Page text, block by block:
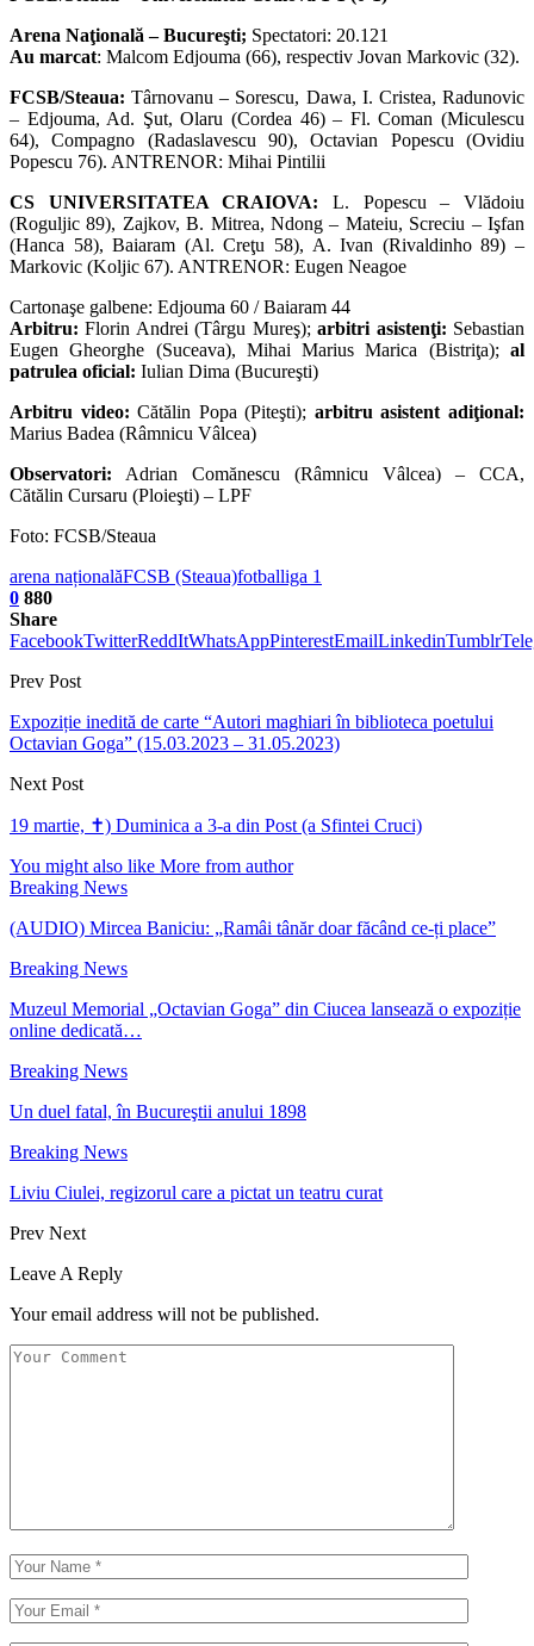
Arena Naţională – Bucureşti; Spectatori: 20.121
Au marcat: Malcom Edjouma (66), respectiv Jovan Markovic (32).
FCSB/Steaua: Târnovanu – Sorescu, Dawa, I. Cristea, Radunovic
– Edjouma, Ad. Şut, Olaru (Cordea 46) – Fl. Coman (Miculescu
64), Compagno (Radaslavescu 90), Octavian Popescu (Ovidiu
Popescu 76). ANTRENOR: Mihai Pintilii
CS UNIVERSITATEA CRAIOVA: L. Popescu – Vlădoiu
(Roguljic 89), Zajkov, B. Mitrea, Ndong – Mateiu, Screciu – Işfan
(Hanca 58), Baiaram (Al. Creţu 58), A. Ivan (Rivaldinho 89) –
Markovic (Koljic 67). ANTRENOR: Eugen Neagoe
Cartonaşe galbene: Edjouma 60 / Baiaram 44
Arbitru:Florin Andrei (Târgu Mureş); arbitri asistenţi: Sebastian
Eugen Gheorghe (Suceava), Mihai Marius Marica (Bistriţa); al
patrulea oficial: Iulian Dima (Bucureşti)
Arbitru video: Cătălin Popa (Piteşti); arbitru asistent adiţional:
Marius Badea (Râmnicu Vâlcea)
Observatori: Adrian Comănescu (Râmnicu Vâlcea) – CCA,
Cătălin Cursaru (Ploieşti) – LPF
Foto: FCSB/Steaua
arena naționalăFCSB (Steaua)fotballiga 1
0 880
Share
FacebookTwitterReddItWhatsAppPinterestEmailLinkedinTumblr
Prev Post
Expoziție inedită de carte “Autori maghiari în biblioteca poetului
Octavian Goga” (15.03.2023 – 31.05.2023)
Next Post
19 martie, ✝) Duminica a 3-a din Post (a Sfintei Cruci)
You might also like More from author
Breaking News
(AUDIO) Mircea Baniciu: „Ramâi tânăr doar făcând ce-ți place”
Breaking News
Muzeul Memorial „Octavian Goga” din Ciucea lansează o expoziție
online dedicată…
Breaking News
Un duel fatal, în Bucureştii anului 1898
Breaking News
Liviu Ciulei, regizorul care a pictat un teatru curat
Prev Next
Leave A Reply
Your email address will not be published.